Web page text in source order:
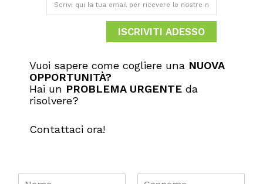
ISCRIVITI ADESSO
Vuoi sapere come cogliere una NUOVA
OPPORTUNITÀ​?
Hai un PROBLEMA URGENTE da
risolvere?
Contattaci ora!
N